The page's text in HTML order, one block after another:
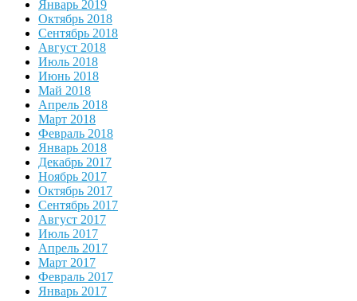
Январь 2019
Октябрь 2018
Сентябрь 2018
Август 2018
Июль 2018
Июнь 2018
Май 2018
Апрель 2018
Март 2018
Февраль 2018
Январь 2018
Декабрь 2017
Ноябрь 2017
Октябрь 2017
Сентябрь 2017
Август 2017
Июль 2017
Апрель 2017
Март 2017
Февраль 2017
Январь 2017